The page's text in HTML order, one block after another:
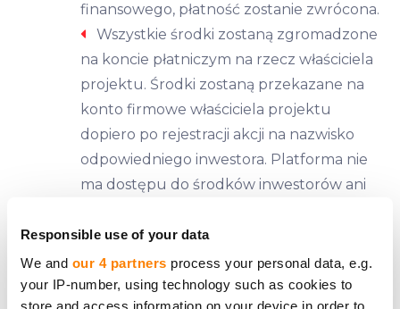
Responsible use of your data
We and our 4 partners process your personal data, e.g.
your IP-number, using technology such as cookies to
store and access information on your device in order to
finansowego, płatność zostanie zwrócona.
Wszystkie środki zostaną zgromadzone
na koncie płatniczym na rzecz właściciela
projektu. Środki zostaną przekazane na
konto firmowe właściciela projektu
dopiero po rejestracji akcji na nazwisko
odpowiedniego inwestora. Platforma nie
ma dostępu do środków inwestorów ani
Zostań akcjonariuszem
Każdy inwestor zostanie wpisany do
rejestru akcjonariuszy.